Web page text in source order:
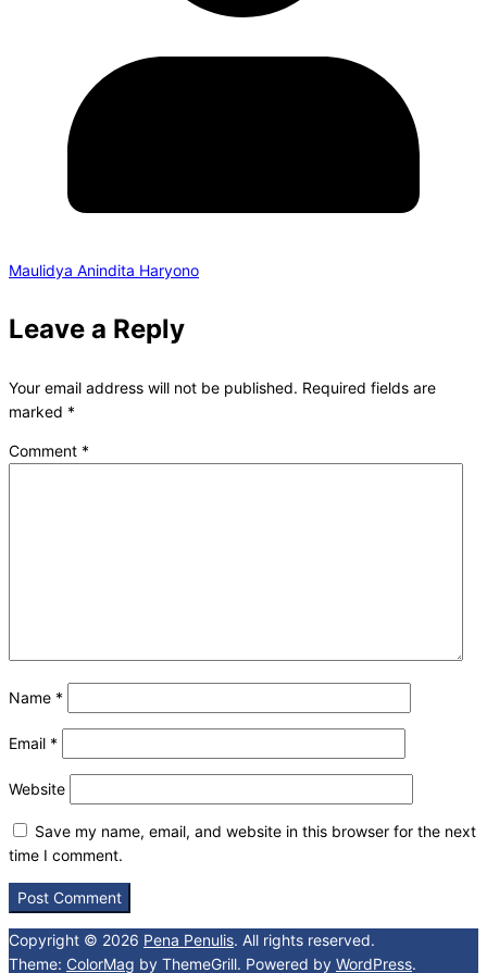
Maulidya Anindita Haryono
Leave a Reply
Your email address will not be published. Required fields are
marked *
Comment *
Name *
Email *
Website
Save my name, email, and website in this browser for the next
time I comment.
Copyright © 2026 Pena Penulis. All rights reserved.
Theme: ColorMag by ThemeGrill. Powered by WordPress.